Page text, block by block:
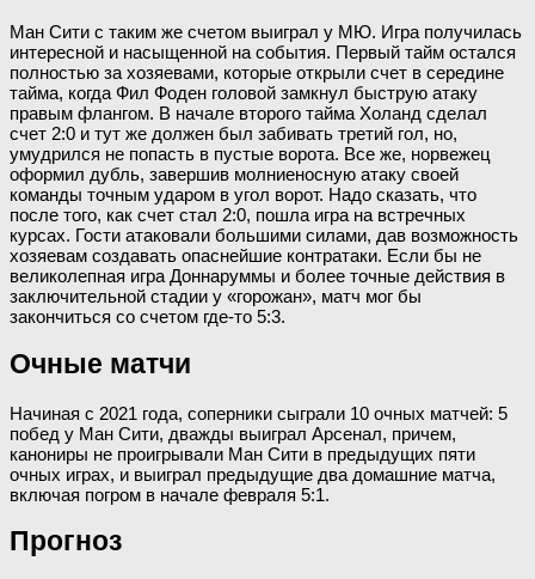
Ман Сити с таким же счетом выиграл у МЮ. Игра получилась
интересной и насыщенной на события. Первый тайм остался
полностью за хозяевами, которые открыли счет в середине
тайма, когда Фил Фоден головой замкнул быструю атаку
правым флангом. В начале второго тайма Холанд сделал
счет 2:0 и тут же должен был забивать третий гол, но,
умудрился не попасть в пустые ворота. Все же, норвежец
оформил дубль, завершив молниеносную атаку своей
команды точным ударом в угол ворот. Надо сказать, что
после того, как счет стал 2:0, пошла игра на встречных
курсах. Гости атаковали большими силами, дав возможность
хозяевам создавать опаснейшие контратаки. Если бы не
великолепная игра Доннаруммы и более точные действия в
заключительной стадии у «горожан», матч мог бы
закончиться со счетом где-то 5:3.
Очные матчи
Начиная с 2021 года, соперники сыграли 10 очных матчей: 5
побед у Ман Сити, дважды выиграл Арсенал, причем,
канониры не проигрывали Ман Сити в предыдущих пяти
очных играх, и выиграл предыдущие два домашние матча,
включая погром в начале февраля 5:1.
Прогноз